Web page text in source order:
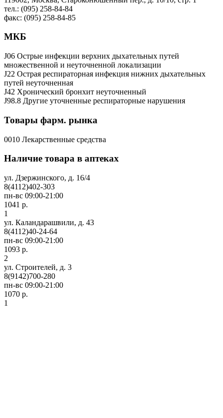
тел.: (095) 258-84-84
факс: (095) 258-84-85
МКБ
J06 Острые инфекции верхних дыхательных путей
множественной и неуточненной локализации
J22 Острая респираторная инфекция нижних дыхательных
путей неуточненная
J42 Хронический бронхит неуточненный
J98.8 Другие уточненные респираторные нарушения
Товары фарм. рынка
0010 Лекарственные средства
Наличие товара в аптеках
ул. Дзержинского, д. 16/4
8(4112)402-303
пн-вс 09:00-21:00
1041 р.
1
ул. Каландарашвили, д. 43
8(4112)40-24-64
пн-вс 09:00-21:00
1093 р.
2
ул. Строителей, д. 3
8(9142)700-280
пн-вс 09:00-21:00
1070 р.
1